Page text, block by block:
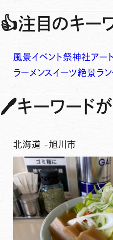
👍注目のキー
風景イベント祭神社アート
ラーメンスイーツ絶景ラ
🖊キーワード
北海道 -旭川市